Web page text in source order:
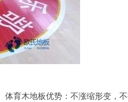
育木地板优势：不涨缩形变，